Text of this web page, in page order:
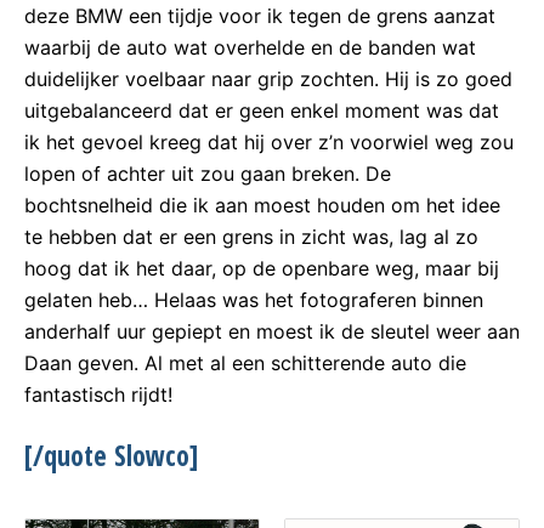
deze BMW een tijdje voor ik tegen de grens aanzat
waarbij de auto wat overhelde en de banden wat
duidelijker voelbaar naar grip zochten. Hij is zo goed
uitgebalanceerd dat er geen enkel moment was dat
ik het gevoel kreeg dat hij over z’n voorwiel weg zou
lopen of achter uit zou gaan breken. De
bochtsnelheid die ik aan moest houden om het idee
te hebben dat er een grens in zicht was, lag al zo
hoog dat ik het daar, op de openbare weg, maar bij
gelaten heb… Helaas was het fotograferen binnen
anderhalf uur gepiept en moest ik de sleutel weer aan
Daan geven. Al met al een schitterende auto die
fantastisch rijdt!
[/quote Slowco]